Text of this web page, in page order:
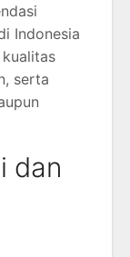
Indonesia
serta
dan